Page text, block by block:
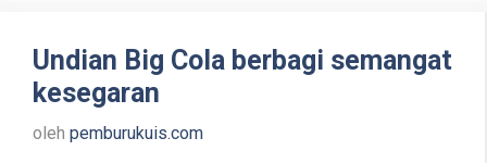
Undian Big Cola berbagi semangat
kesegaran
oleh pemburukuis.com